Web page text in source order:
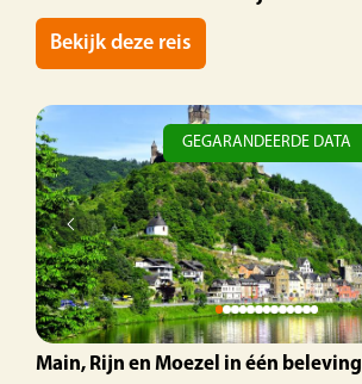
Bekijk deze reis
GEGARANDEERDE DATA
Main, Rijn en Moezel in één beleving